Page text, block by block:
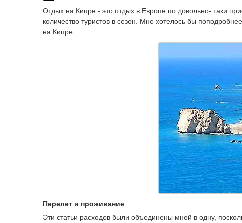
Отдых на Кипре - это отдых в Европе по довольно- таки
количество туристов в сезон. Мне хотелось бы
на Кипре.
Перелет и проживание
Эти статьи расходов были объединены мной в одну,